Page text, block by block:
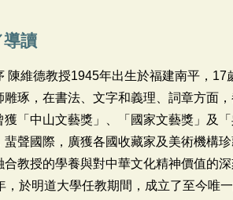
導讀
陳維德教授1945年出生於福建南平，
雕琢，在書法、文字和義理、詞章方面
獲「中山文藝獎」、「國家文藝獎」及
蜚聲國際，廣獲各國收藏家及美術機構
合教授的學養與對中華文化精神價值的
，於明道大學任教期間，成立了至今唯